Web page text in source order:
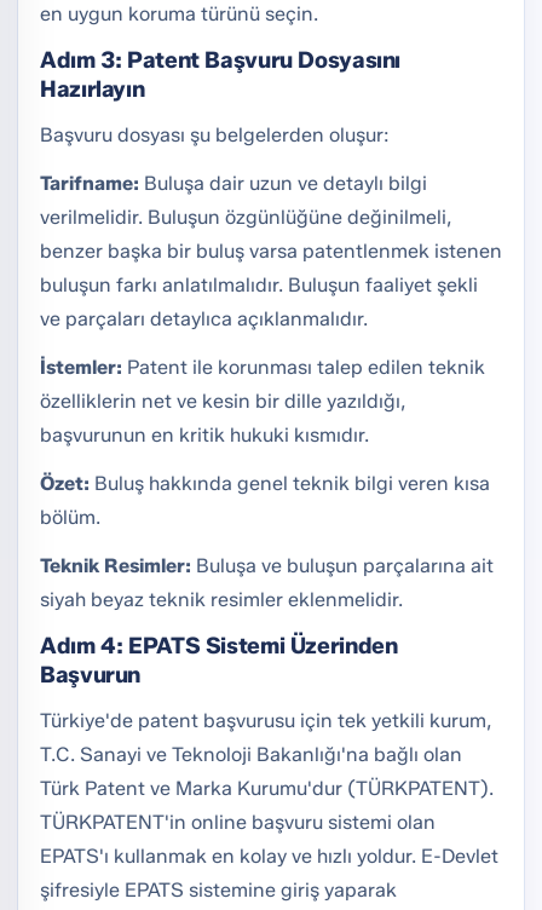
en uygun koruma türünü seçin.
Adım 3: Patent Başvuru Dosyasını
Hazırlayın
Başvuru dosyası şu belgelerden oluşur:
Tarifname: Buluşa dair uzun ve detaylı bilgi
verilmelidir. Buluşun özgünlüğüne değinilmeli,
benzer başka bir buluş varsa patentlenmek istenen
buluşun farkı anlatılmalıdır. Buluşun faaliyet şekli
ve parçaları detaylıca açıklanmalıdır.
İstemler: Patent ile korunması talep edilen teknik
özelliklerin net ve kesin bir dille yazıldığı,
başvurunun en kritik hukuki kısmıdır.
Özet: Buluş hakkında genel teknik bilgi veren kısa
bölüm.
Teknik Resimler: Buluşa ve buluşun parçalarına ait
siyah beyaz teknik resimler eklenmelidir.
Adım 4: EPATS Sistemi Üzerinden
Başvurun
Türkiye'de patent başvurusu için tek yetkili kurum,
T.C. Sanayi ve Teknoloji Bakanlığı'na bağlı olan
Türk Patent ve Marka Kurumu'dur (TÜRKPATENT).
TÜRKPATENT'in online başvuru sistemi olan
EPATS'ı kullanmak en kolay ve hızlı yoldur. E-Devlet
şifresiyle EPATS sistemine giriş yaparak